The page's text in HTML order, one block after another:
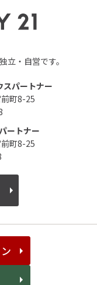
立・自営です。
スパートナー
前町8-25
ートナー
前町8-25